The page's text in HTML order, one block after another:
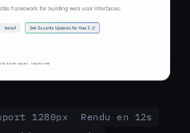
1280px
Rendu en 12s